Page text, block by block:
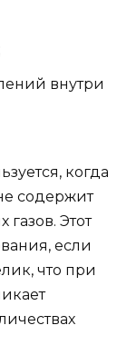
внутри
когда
содержит
Этот
если
что при